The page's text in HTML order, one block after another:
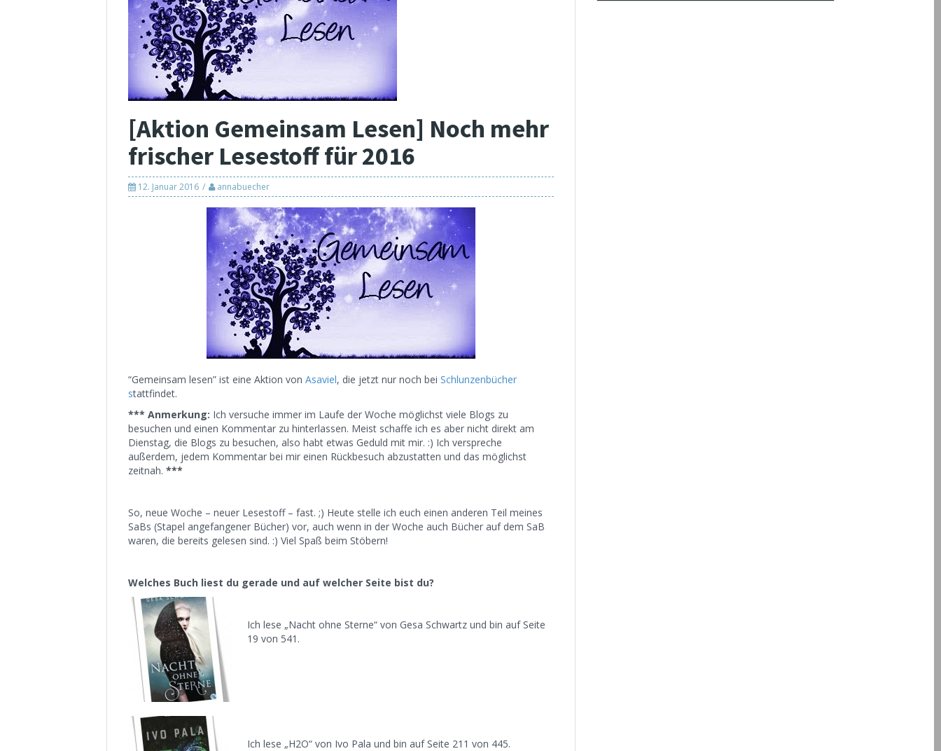
[Aktion Gemeinsam Lesen] Noch mehr
frischer Lesestoff für 2016
12. Januar 2016 annabuecher
“Gemeinsam lesen” ist eine Aktion von Asaviel, die jetzt nur noch bei Schlunzenbücher
stattfindet.
*** Anmerkung: Ich versuche immer im Laufe der Woche möglichst viele Blogs zu
besuchen und einen Kommentar zu hinterlassen. Meist schaffe ich es aber nicht direkt am
Dienstag, die Blogs zu besuchen, also habt etwas Geduld mit mir. :) Ich verspreche
außerdem, jedem Kommentar bei mir einen Rückbesuch abzustatten und das möglichst
zeitnah. ***
So, neue Woche – neuer Lesestoff – fast. ;) Heute stelle ich euch einen anderen Teil meines
SaBs (Stapel angefangener Bücher) vor, auch wenn in der Woche auch Bücher auf dem SaB
waren, die bereits gelesen sind. :) Viel Spaß beim Stöbern!
Welches Buch liest du gerade und auf welcher Seite bist du?
Ich lese „Nacht ohne Sterne“ von Gesa Schwartz und bin auf Seite
19 von 541.
Ich lese „H2O“ von Ivo Pala und bin auf Seite 211 von 445.